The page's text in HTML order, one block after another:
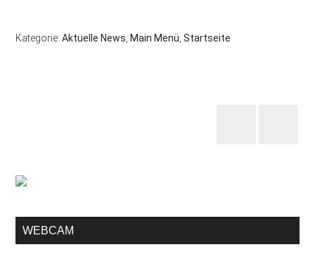
Kategorie:Aktuelle News Main Menü ,Startseite
WEBCAM